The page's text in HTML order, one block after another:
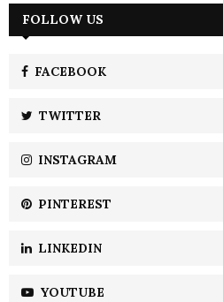
h
FOLLOW US
FACEBOOK
TWITTER
INSTAGRAM
PINTEREST
LINKEDIN
YOUTUBE